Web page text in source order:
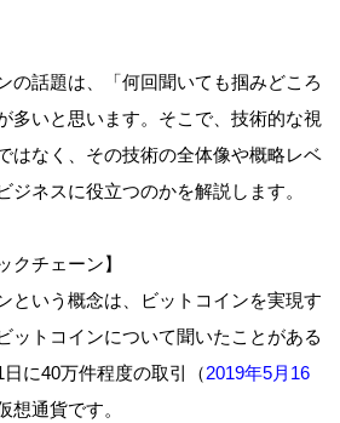
の話題は、「何回聞いても掴みどころ
多いと思います。そこで、技術的な視
はなく、その技術の全体像や概略レベ
ジネスに役立つのかを解説します。
クチェーン】
という概念は、ビットコインを実現す
ットコインについて聞いたことがある
に40万件程度の取引（2019年5月16
想通貨です。